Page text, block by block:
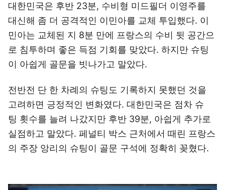
대한민국은 후반 23분, 수비형 미드필더 이영주를
대신해 좀 더 공격적인 이민아를 교체 투입했다. 이
민아는 교체된 지 8분 만에 프랑스의 수비 뒷 공간으
로 침투하며 좋은 득점 기회를 맞았다. 하지만 슈팅
이 아쉽게 골문을 빗나가고 말았다.
전반전 단 한 차례의 슈팅도 기록하지 못했던 것을
고려하면 긍정적인 변화였다. 대한민국은 점차 슈
팅 횟수를 늘려 나갔지만 후반 39분, 아쉽게 추가로
실점하고 말았다. 페널티 박스 근처에서 때린 프랑스
의 주장 앙리의 슈팅이 골문 구석에 정확히 꽂혔다.